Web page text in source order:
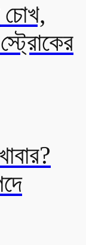
চোখ,